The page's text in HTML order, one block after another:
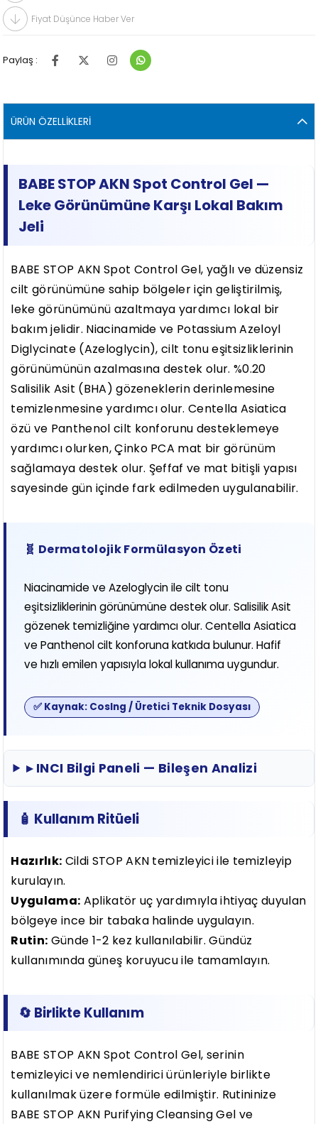
Fiyat Düşünce Haber Ver
Paylaş :
ÜRÜN ÖZELLIKLERI
BABE STOP AKN Spot Control Gel —
Leke Görünümüne Karşı Lokal Bakım
Jeli
BABE STOP AKN Spot Control Gel, yağlı ve düzensiz
cilt görünümüne sahip bölgeler için geliştirilmiş,
leke görünümünü azaltmaya yardımcı lokal bir
bakım jelidir. Niacinamide ve Potassium Azeloyl
Diglycinate (Azeloglycin), cilt tonu eşitsizliklerinin
görünümünün azalmasına destek olur. %0.20
Salisilik Asit (BHA) gözeneklerin derinlemesine
temizlenmesine yardımcı olur. Centella Asiatica
özü ve Panthenol cilt konforunu desteklemeye
yardımcı olurken, Çinko PCA mat bir görünüm
sağlamaya destek olur. Şeffaf ve mat bitişli yapısı
sayesinde gün içinde fark edilmeden uygulanabilir.
🧬 Dermatolojik Formülasyon Özeti
Niacinamide ve Azeloglycin ile cilt tonu
eşitsizliklerinin görünümüne destek olur. Salisilik Asit
gözenek temizliğine yardımcı olur. Centella Asiatica
ve Panthenol cilt konforuna katkıda bulunur. Hafif
ve hızlı emilen yapısıyla lokal kullanıma uygundur.
✅ Kaynak: CosIng / Üretici Teknik Dosyası
▸ INCI Bilgi Paneli — Bileşen Analizi
🧴 Kullanım Ritüeli
Hazırlık: Cildi STOP AKN temizleyici ile temizleyip
kurulayın.
Uygulama: Aplikatör uç yardımıyla ihtiyaç duyulan
bölgeye ince bir tabaka halinde uygulayın.
Rutin: Günde 1-2 kez kullanılabilir. Gündüz
kullanımında güneş koruyucu ile tamamlayın.
🔄 Birlikte Kullanım
BABE STOP AKN Spot Control Gel, serinin
temizleyici ve nemlendirici ürünleriyle birlikte
kullanılmak üzere formüle edilmiştir. Rutininize
BABE STOP AKN Purifying Cleansing Gel ve